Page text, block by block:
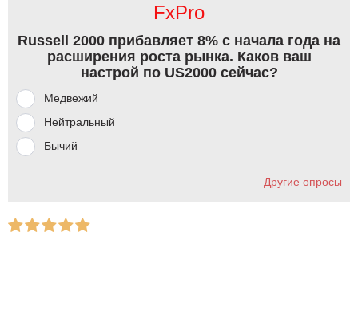
FxPro
Russell 2000 прибавляет 8% с начала года на
расширения роста рынка. Каков ваш
настрой по US2000 сейчас?
Медвежий
Нейтральный
Бычий
Другие опросы